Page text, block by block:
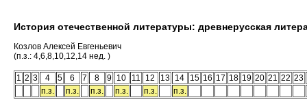
История отечественной литературы: древнерусская
Козлов Алексей Евгеньевич
(п.з.: 4,6,8,10,12,14 нед. )
1 2 3 4 5 6 7 8 9 10 11 12 13 14 15 16 17 18 19 20 21 22 23
п.з.
п.з. п.з. п.з. п.з. п.з.